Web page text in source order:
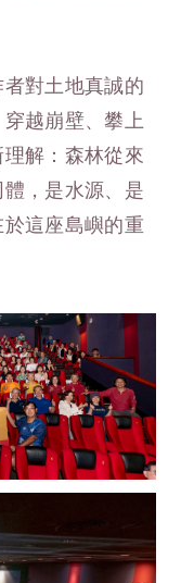
對土地真誠的
越崩壁、攀上
解：森林從來
，是水源、是
這座島嶼的重